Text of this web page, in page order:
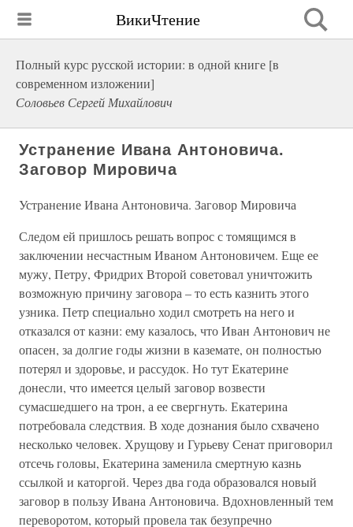
ВикиЧтение
Полный курс русской истории: в одной книге [в
современном изложении]
Соловьев Сергей Михайлович
Устранение Ивана Антоновича.
Заговор Мировича
Устранение Ивана Антоновича. Заговор Мировича
Следом ей пришлось решать вопрос с томящимся в
заключении несчастным Иваном Антоновичем. Еще ее
мужу, Петру, Фридрих Второй советовал уничтожить
возможную причину заговора – то есть казнить этого
узника. Петр специально ходил смотреть на него и
отказался от казни: ему казалось, что Иван Антонович не
опасен, за долгие годы жизни в каземате, он полностью
потерял и здоровье, и рассудок. Но тут Екатерине
донесли, что имеется целый заговор возвести
сумасшедшего на трон, а ее свергнуть. Екатерина
потребовала следствия. В ходе дознания было схвачено
несколько человек. Хрущову и Гурьеву Сенат приговорил
отсечь головы, Екатерина заменила смертную казнь
ссылкой и каторгой. Через два года образовался новый
заговор в пользу Ивана Антоновича. Вдохновленный тем
переворотом, который провела так безупречно